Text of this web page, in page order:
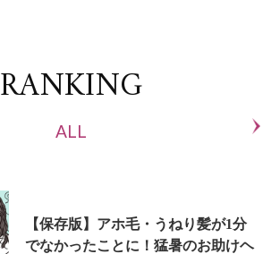
RANKING
ALL
【保存版】アホ毛・うねり髪が1分
でなかったことに！猛暑のお助けヘ